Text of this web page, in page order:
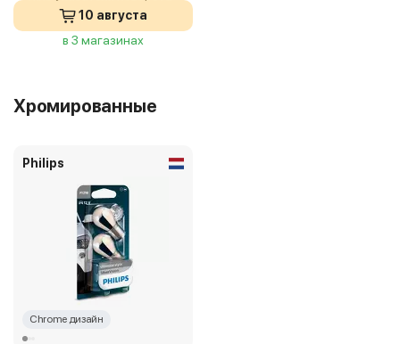
10 августа
в 3 магазинах
Хромированные
Philips
Chrome дизайн